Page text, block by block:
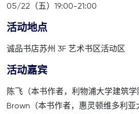
05/22（五）19:00-21:00
活动地点
诚品书店苏州 3F 艺术书区活动区
活动嘉宾
陈飞（本书作者，利物浦大学建筑
Brown（本书作者，惠灵顿维多利亚